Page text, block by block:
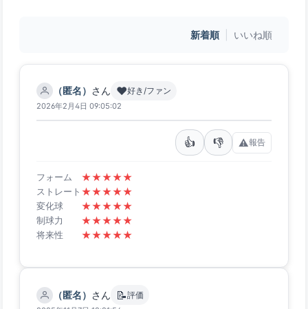
新着順 いいね順
（匿名） さん ❤️好き/ファン
2026年2月4日 09:05:02
👍 👎 ⚠️報告
フォーム ★★★★★
ストレート ★★★★★
変化球 ★★★★★
制球力 ★★★★★
将来性 ★★★★★
（匿名） さん 📝評価